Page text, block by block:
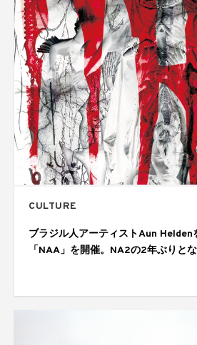
CULTURE
ブラジル人アーティストAun Helden
「NAA」を開催。NA2の2年ぶりと